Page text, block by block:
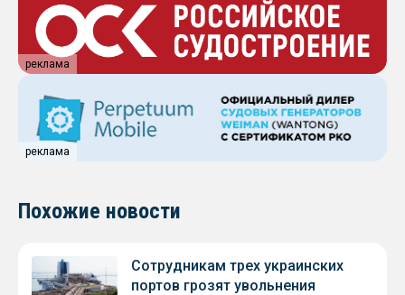
реклама
реклама
Похожие новости
Сотрудникам трех украинских
портов грозят увольнения